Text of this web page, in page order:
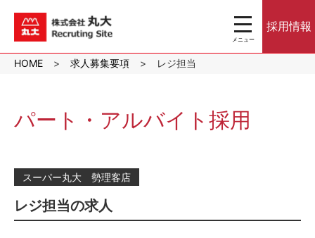
沖縄のスーパーマ
ーケット株式会社
toggle
navigation
メニュー
採用情報
HOME 求人募集要項 レジ担当
パート・アルバイト採用
スーパー丸大 勢理客店
レジ担当の求人